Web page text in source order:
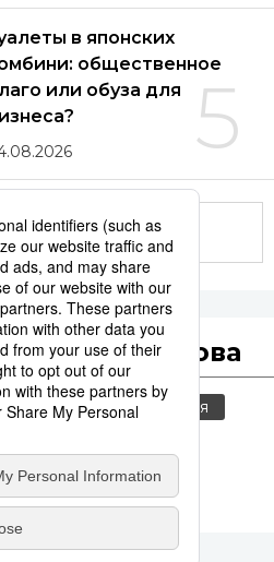
5
в японских
общественное
или обуза для
по теме
слова
политика
россия
транспорт